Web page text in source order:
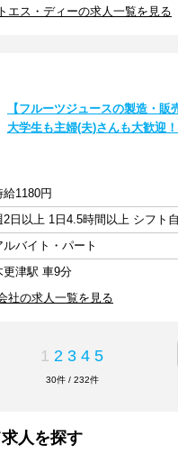
エス・ディーの求人一覧を見る
【フルーツジュースの製造・販
大学生も主婦(夫)さんも大歓迎！
給1180円
ルバイト・パート
更津駅 車9分
社の求人一覧を見る
1 2 3 4 5
30件 / 232件
人を探す